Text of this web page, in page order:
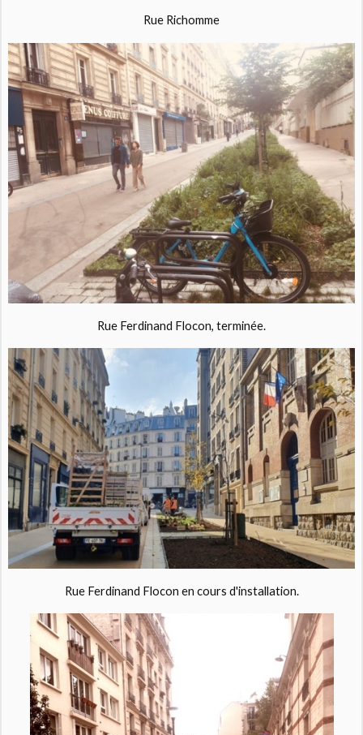
Rue Richomme
Rue Ferdinand Flocon, terminée.
Rue Ferdinand Flocon en cours d'installation.